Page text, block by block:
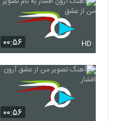
۰۰:۵۶ HD
۰۰:۵۶